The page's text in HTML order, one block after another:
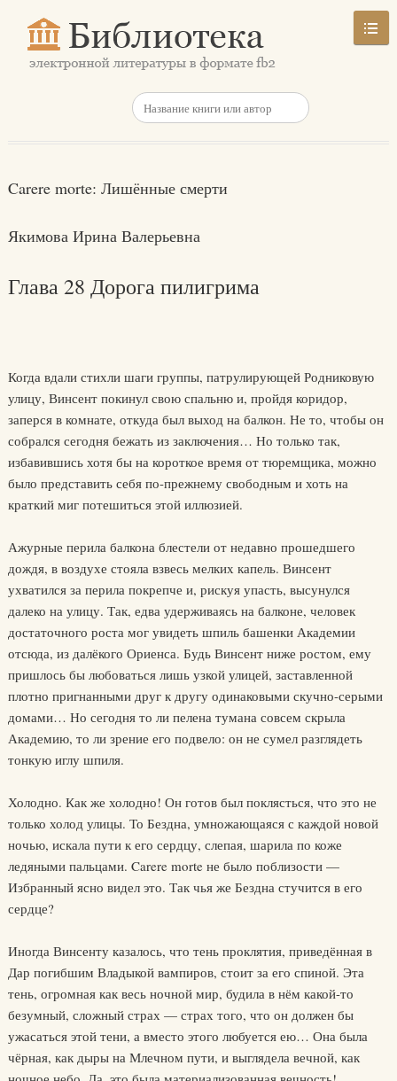
Carere morte: Лишённые смерти
Якимова Ирина Валерьевна
Глава 28 Дорога пилигрима
Когда вдали стихли шаги группы, патрулирующей Родниковую
улицу, Винсент покинул свою спальню и, пройдя коридор,
заперся в комнате, откуда был выход на балкон. Не то, чтобы он
собрался сегодня бежать из заключения… Но только так,
избавившись хотя бы на короткое время от тюремщика, можно
было представить себя по-прежнему свободным и хоть на
краткий миг потешиться этой иллюзией.
Ажурные перила балкона блестели от недавно прошедшего
дождя, в воздухе стояла взвесь мелких капель. Винсент
ухватился за перила покрепче и, рискуя упасть, высунулся
далеко на улицу. Так, едва удерживаясь на балконе, человек
достаточного роста мог увидеть шпиль башенки Академии
отсюда, из далёкого Ориенса. Будь Винсент ниже ростом, ему
пришлось бы любоваться лишь узкой улицей, заставленной
плотно пригнанными друг к другу одинаковыми скучно-серыми
домами… Но сегодня то ли пелена тумана совсем скрыла
Академию, то ли зрение его подвело: он не сумел разглядеть
тонкую иглу шпиля.
Холодно. Как же холодно! Он готов был поклясться, что это не
только холод улицы. То Бездна, умножающаяся с каждой новой
ночью, искала пути к его сердцу, слепая, шарила по коже
ледяными пальцами. Carere morte не было поблизости —
Избранный ясно видел это. Так чья же Бездна стучится в его
сердце?
Иногда Винсенту казалось, что тень проклятия, приведённая в
Дар погибшим Владыкой вампиров, стоит за его спиной. Эта
тень, огромная как весь ночной мир, будила в нём какой-то
безумный, сложный страх — страх того, что он должен бы
ужасаться этой тени, а вместо этого любуется ею… Она была
чёрная, как дыры на Млечном пути, и выглядела вечной, как